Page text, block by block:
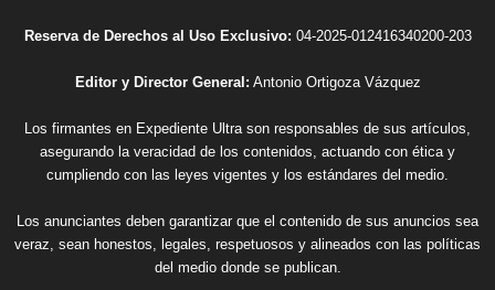
Reserva de Derechos al Uso Exclusivo: 04-2025-012416340200-203
Editor y Director General: Antonio Ortigoza Vázquez
Los firmantes en Expediente Ultra son responsables de sus artículos,
asegurando la veracidad de los contenidos, actuando con ética y
cumpliendo con las leyes vigentes y los estándares del medio.
Los anunciantes deben garantizar que el contenido de sus anuncios sea
veraz, sean honestos, legales, respetuosos y alineados con las políticas
del medio donde se publican.